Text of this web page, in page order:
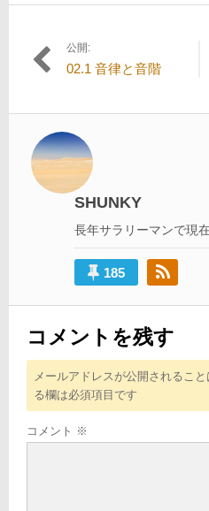
投
ナ
ビ
ゲ
ー
公開:
02.1 音律と音階
SHUNKY
長年サラリーマンで現
185
コメントを残す
メールアドレスが公開されること
る欄は必須項目です
コメント ※